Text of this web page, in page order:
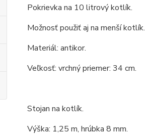
Pokrievka na 10 litrový kotlík.
Možnosť použiť aj na menší kotlík.
Materiál: antikor.
Veľkosť: vrchný priemer: 34 cm.
Stojan na kotlík.
Výška: 1,25 m, hrúbka 8 mm.